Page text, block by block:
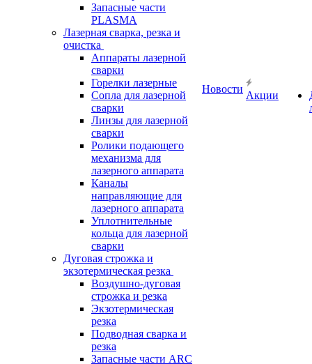
Запасные части
PLASMA
Лазерная сварка, резка и
очистка
Аппараты лазерной
сварки
Горелки лазерные
Сопла для лазерной
сварки
Линзы для лазерной
сварки
Ролики подающего
механизма для
лазерного аппарата
Каналы
направляющие для
лазерного аппарата
Уплотнительные
кольца для лазерной
сварки
Дуговая строжка и
экзотермическая резка
Воздушно-дуговая
строжка и резка
Экзотермическая
резка
Подводная сварка и
резка
Запасные части ARC
Новости
Акции